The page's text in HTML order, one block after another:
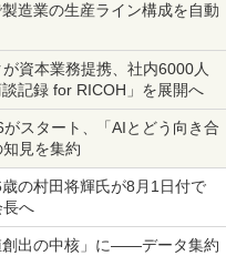
造業の生産ライン構成を自動
資本業務提携、社内6000人
記録 for RICOH」を展開へ
スタート、「AIとどう向き合
見を集約
の村田将輝氏が8月1日付で
長へ
創出の中核」に――データ集約